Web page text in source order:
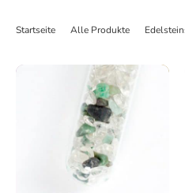
Startseite Alle Produkte